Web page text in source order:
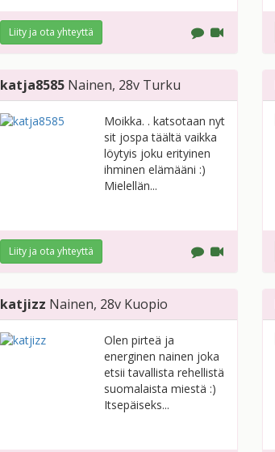
Liity ja ota yhteyttä
katja8585 Nainen, 28v Turku
Moikka. . katsotaan nyt
sit jospa täältä vaikka
löytyis joku erityinen
ihminen elämääni :)
Mielellän...
Liity ja ota yhteyttä
katjizz Nainen, 28v Kuopio
Olen pirteä ja
energinen nainen joka
etsii tavallista rehellistä
suomalaista miestä :)
Itsepäiseks...